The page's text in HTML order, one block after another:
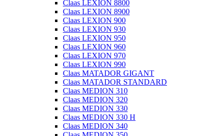
Claas LEXION 8800
Claas LEXION 8900
Claas LEXION 900
Claas LEXION 930
Claas LEXION 950
Claas LEXION 960
Claas LEXION 970
Claas LEXION 990
Claas MATADOR GIGANT
Claas MATADOR STANDARD
Claas MEDION 310
Claas MEDION 320
Claas MEDION 330
Claas MEDION 330 H
Claas MEDION 340